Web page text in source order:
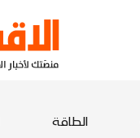
الطاقة